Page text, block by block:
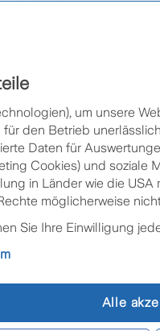
6. Oktober
jährlich
Jahr. Besonders
in der Freizeit
nicht
um unsere
den Betrieb
Daten für
Cookies) und
in Länder wie die
möglicherweise
Sie Ihre Einwilligung
Alle